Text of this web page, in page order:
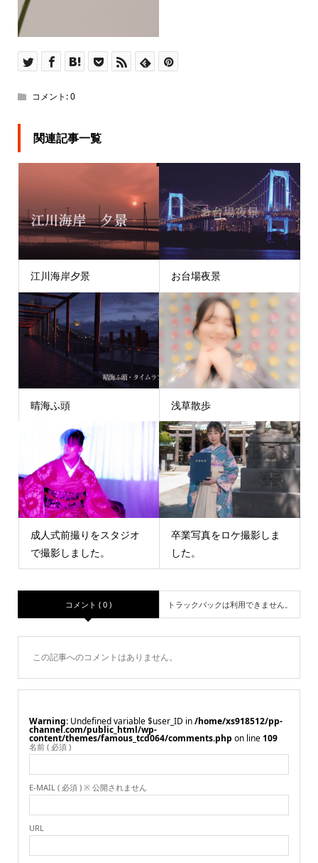
コメント:0
関連記事一覧
江川海岸夕景 お台場夜景
晴海ふ頭 浅草散歩
成人式前撮りをスタジオ
で撮影しました。
卒業写真をロケ撮影しま
した。
コメント ( 0 ) トラックバックは利用できません。
この記事へのコメントはありません。
Warning : Undefined variable $user_ID in/home/xs918512/pp-
channel.com/public_html/wp-
content/themes/famous_tcd064/comments.php on line109
名前 ( 必須 )
E-MAIL ( 必須 ) ※ 公開されません
URL